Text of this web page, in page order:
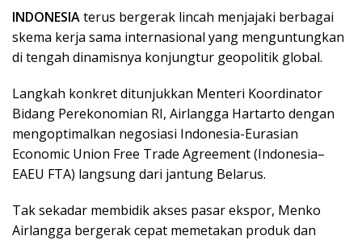
INDONESIAterus bergerak lincah menjajaki berbagai
skema kerja sama internasional yang menguntungkan
di tengah dinamisnya konjungtur geopolitik global.
Langkah konkret ditunjukkan Menteri Koordinator
Bidang Perekonomian RI, Airlangga Hartarto dengan
mengoptimalkan negosiasi Indonesia-Eurasian
Economic Union Free Trade Agreement (Indonesia–
EAEU FTA) langsung dari jantung Belarus.
Tak sekadar membidik akses pasar ekspor, Menko
Airlangga bergerak cepat memetakan produk dan